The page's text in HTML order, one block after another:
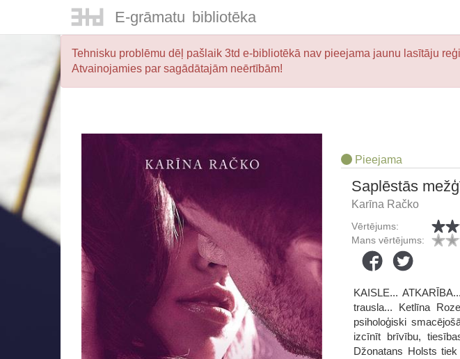
E-grāmatu bibliotēka
Tehnisku problēmu dēļ pašlaik 3td e-bibliotēkā nav pieejama jaunu lasītāju
Atvainojamies par sagādātajām neērtībām!
Pieejama
Saplēstās
Karīna Račko
Vērtējums:
Mans vērtējums:
KAISLE...
trausla... Ketlīna
psiholoģiski
izcīnīt brīvību,
Džonatans Holsts